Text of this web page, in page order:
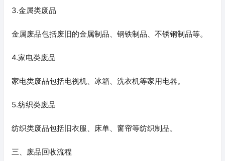
3.金属类废品
金属废品包括废旧的金属制品、钢铁制品、不锈钢制品等。
4.家电类废品
家电类废品包括电视机、冰箱、洗衣机等家用电器。
5.纺织类废品
纺织类废品包括旧衣服、床单、窗帘等纺织制品。
三、废品回收流程